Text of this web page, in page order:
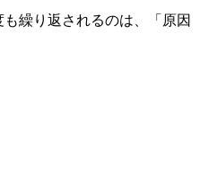
繰り返されるのは、「原因